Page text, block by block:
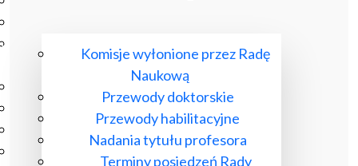
Studia podyplomowe
Szkoła Doktorska Anthropos
Komisje wyłonione przez Radę
Naukową
Przewody doktorskie
Przewody habilitacyjne
Nadania tytułu profesora
Terminy posiedzeń Rady